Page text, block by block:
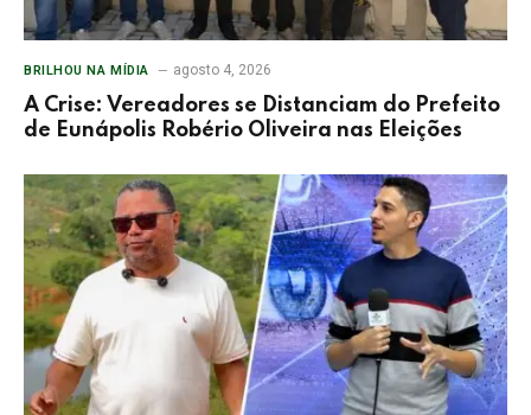
BRILHOU NA MÍDIA agosto 4, 2026
A Crise: Vereadores se Distanciam do Prefeito
de Eunápolis Robério Oliveira nas Eleições